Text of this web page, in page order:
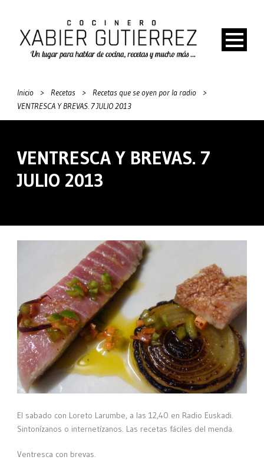
Inicio > Recetas > Recetas que se oyen por la radio
>
VENTRESCA Y BREVAS. 7 JULIO 2013
VENTRESCA Y BREVAS. 7
JULIO 2013
El sabado con Loreto Larumbe, a las 12,40 en Radio Euskadi.
Sintonízanos o internetízanos. Las recetas fáciles del menda.
Ventresca con brevas.